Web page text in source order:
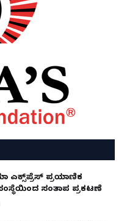
ಎಕ್ಸ್‌ಪ್ರೆಸ್ ಪ್ರಯಾಣಿಕ
ಸಂತಾಪ ಪ್ರಕಟಣೆ